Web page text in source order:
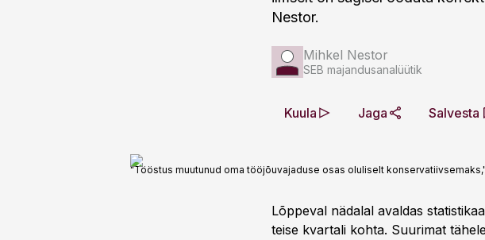
Nestor.
Mihkel Nestor
SEB majandusanalüütik
Kuula Jaga Salvesta
"Tööstus muutunud oma tööjõuvajaduse osas oluliselt
Lõppeval nädalal avaldas
teise kvartali kohta. Suurimat